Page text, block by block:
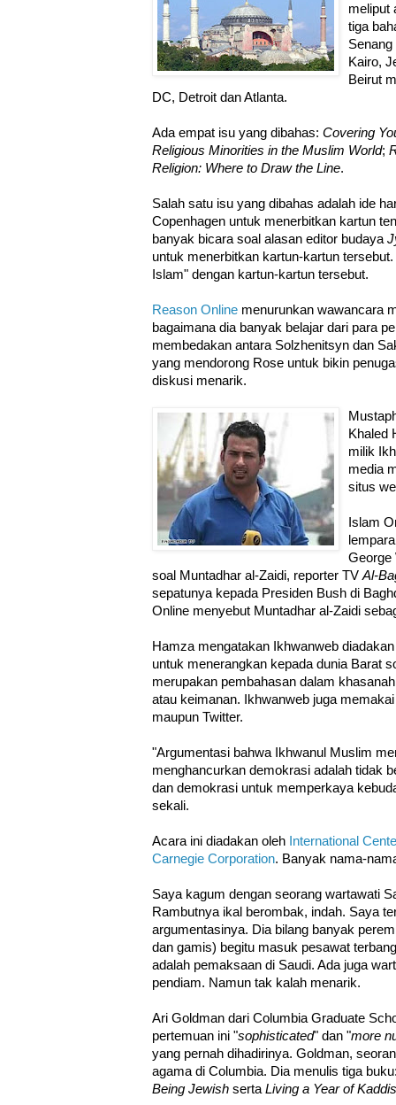
meliput
tiga
Kairo,
Beirut
DC, Detroit dan Atlanta.
Ada empat isu yang dibahas: Covering
Religious Minorities in the Muslim World;
Religion: Where to Draw the Line.
Salah satu isu yang dibahas adalah ide
Copenhagen untuk menerbitkan kartun
banyak bicara soal alasan editor budaya
untuk menerbitkan kartun-kartun
Islam" dengan kartun-kartun tersebut.
Reason Online menurunkan wawancara
bagaimana dia banyak belajar dari para
membedakan antara Solzhenitsyn dan
yang mendorong Rose untuk bikin
diskusi menarik.
Khaled
milik
media
situs
Islam
George
soal Muntadhar al-Zaidi, reporter TV Al-
sepatunya kepada Presiden Bush di
Online menyebut Muntadhar al-Zaidi
Hamza mengatakan Ikhwanweb
untuk menerangkan kepada dunia Barat
merupakan pembahasan dalam
atau keimanan. Ikhwanweb juga
maupun Twitter.
"Argumentasi bahwa Ikhwanul Muslim
menghancurkan demokrasi adalah tidak
dan demokrasi untuk memperkaya
sekali.
Acara ini diadakan oleh International
Carnegie Corporation. Banyak nama-
Saya kagum dengan seorang wartawati
Rambutnya ikal berombak, indah. Saya
argumentasinya. Dia bilang banyak
dan gamis) begitu masuk pesawat
adalah pemaksaan di Saudi. Ada juga
pendiam. Namun tak kalah menarik.
Ari Goldman dari Columbia Graduate
pertemuan ini "sophisticated" dan "more
yang pernah dihadirinya. Goldman,
agama di Columbia. Dia menulis tiga
Being Jewish serta Living a Year of